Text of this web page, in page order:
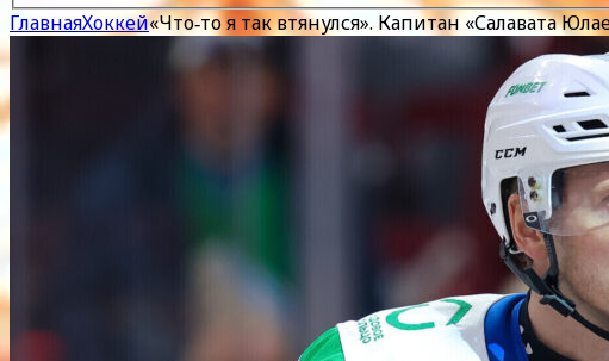
ГлавнаяХоккей«Что‑то я так втянулся». Капитан «Салавата